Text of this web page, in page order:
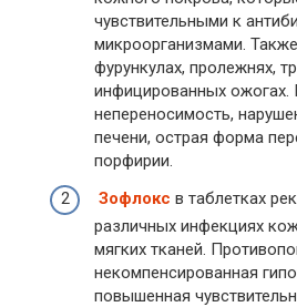
чувствительными к
микроорганизмами.
фурункулах, пролежнях,
инфицированных ожогах.
непереносимость,
печени, острая форма
порфирии.
Зофлокс в таблетках
различных инфекциях
мягких тканей.
некомпенсированная
повышенная